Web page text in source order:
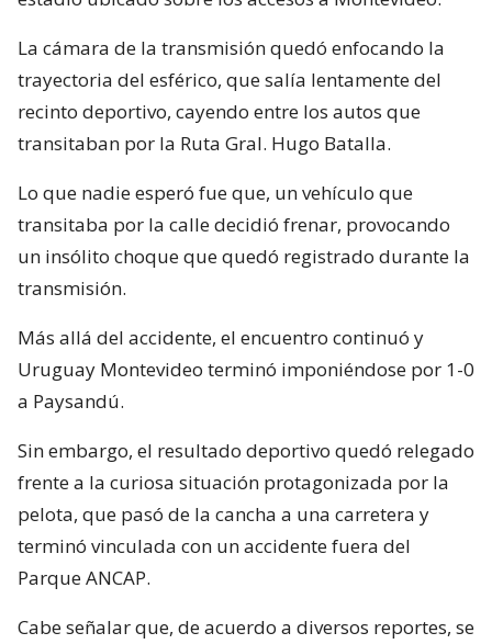
La cámara de la transmisión quedó enfocando la
trayectoria del esférico, que salía lentamente del
recinto deportivo, cayendo entre los autos que
transitaban por la Ruta Gral. Hugo Batalla.
Lo que nadie esperó fue que, un vehículo que
transitaba por la calle decidió frenar, provocando
un insólito choque que quedó registrado durante la
transmisión.
Más allá del accidente, el encuentro continuó y
Uruguay Montevideo terminó imponiéndose por 1-0
a Paysandú.
Sin embargo, el resultado deportivo quedó relegado
frente a la curiosa situación protagonizada por la
pelota, que pasó de la cancha a una carretera y
terminó vinculada con un accidente fuera del
Parque ANCAP.
Cabe señalar que, de acuerdo a diversos reportes, se